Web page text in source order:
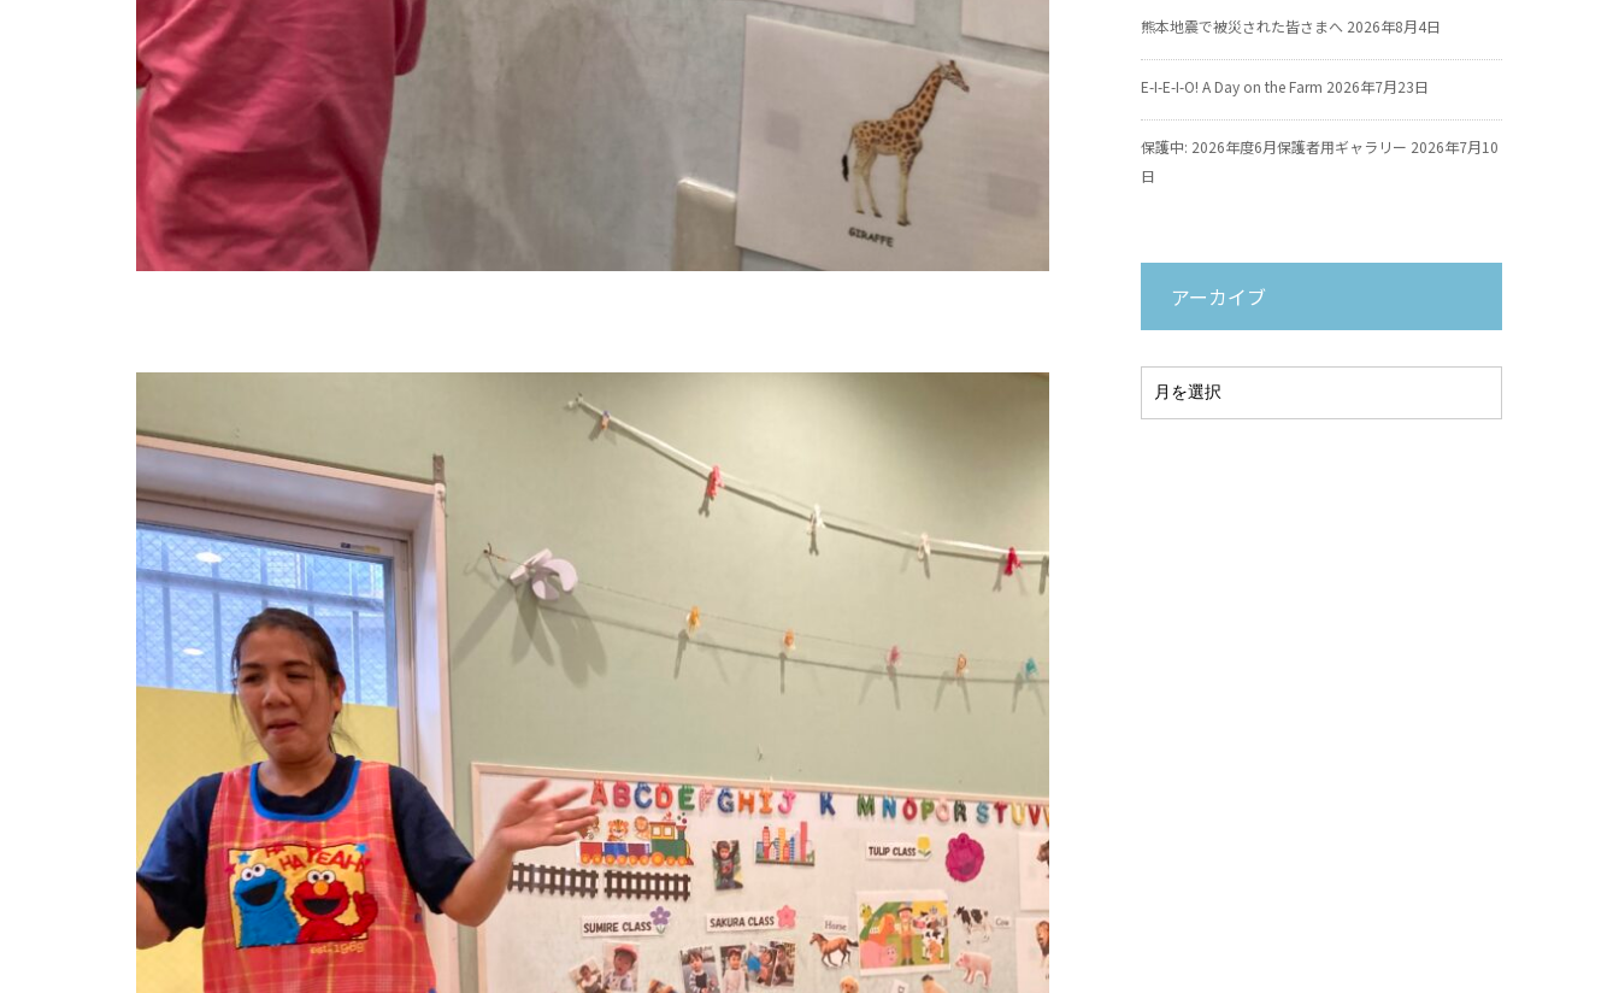
熊本地震で被災された皆さまへ 2026年8月4日
E-I-E-I-O! A Day on the Farm 2026年7月23日
保護中: 2026年度6月保護者用ギャラリー 2026年7月10
日
アーカイブ